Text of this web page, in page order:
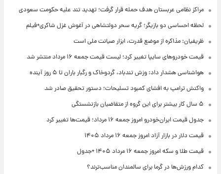
مراکز نظامی عربستان هدف حمله قرار گرفت؛ تهدید تند علیه حکومت سعودی
لحظه احساسی دو بازیگر؛ گریه سحر دولتشاهی در آغوش غزل شاکری+فیلم
ظریفیان: مذاکره از موضع قدرت، ابزار صیانت ملی است
قیمت خودروهای سایپا تغییر کرد؛ لیست قیمت جمعه ۱۶ مرداد منتشر شد
هواشناسی هشدار داد: وزش تندباد، گردوخاک و رگبار باران تا ۵ روز آینده
واکنش ترامپ به افشای کمبود تسلیحات؛ دستور تحقیق صادر شد
۵ سال کار بیشتر برای این گروه از متقاضیان بازنشستگی
جدول قیمت ایران‌خودرو امروز جمعه ۱۶ مرداد؛ قیمت‌ها تغییر کرد
قیمت دلار در بازار آزاد امروز جمعه ۱۶ مرداد ۱۴۰۵
قیمت طلا و سکه امروز جمعه ۱۶ مرداد ۱۴۰۵ +جدول
کدام ورزش‌ها در گرما برای سالمندان مناسب‌ترند؟